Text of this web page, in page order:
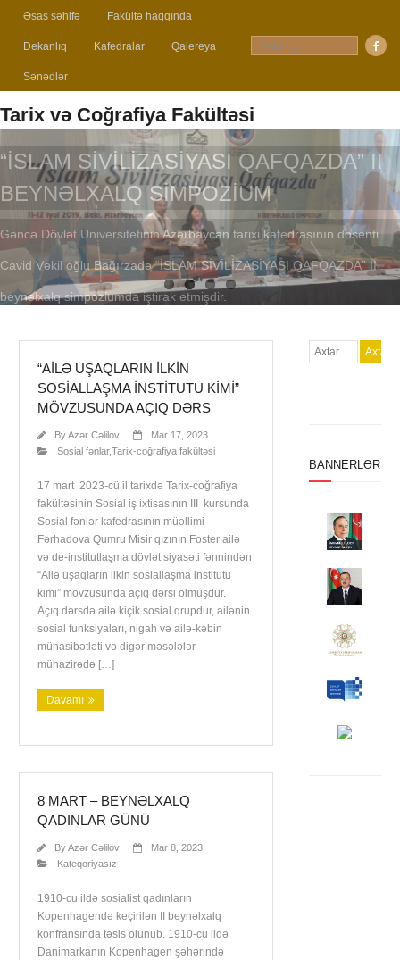
Əsas səhifə Fakültə haqqında
Dekanlıq Kafedralar Qalereya
Sənədlər
Tarix və Coğrafiya Fakültəsi
“AILƏ UŞAQLARIN ILKIN
SOSIALLAŞMA INSTITUTU KIMI”
MÖVZUSUNDA AÇIQ DƏRS
ByAzər Cəlilov
Mar 17, 2023
Sosial fənlar,Tarix-coğrafiya fakültəsi
17 mart 2023-cü il tarixdə Tarix-coğrafiya
fakültəsinin Sosial iş ixtisasının III kursunda
Sosial fənlər kafedrasının müəllimi
Fərhadova Qumru Misir qızının Foster ailə
və de-institutlaşma dövlət siyasəti fənnindən
“Ailə uşaqların ilkin sosiallaşma institutu
kimi” mövzusunda açıq dərsi olmuşdur.
Açıq dərsdə ailə kiçik sosial qrupdur, ailənin
sosial funksiyaları, nigah və ailə-kəbin
münasibətləti və digər məsələlər
mühazirədə […]
Davamı
8 MART – BEYNƏLXALQ
QADINLAR GÜNÜ
ByAzər Cəlilov
Mar 8, 2023
Kateqoriyasız
1910-cu ildə sosialist qadınların
Kopenhagendə keçirilən II beynəlxalq
konfransında təsis olunub. 1910-cu ildə
Danimarkanın Kopenhagen şəhərində
BANNERLƏR